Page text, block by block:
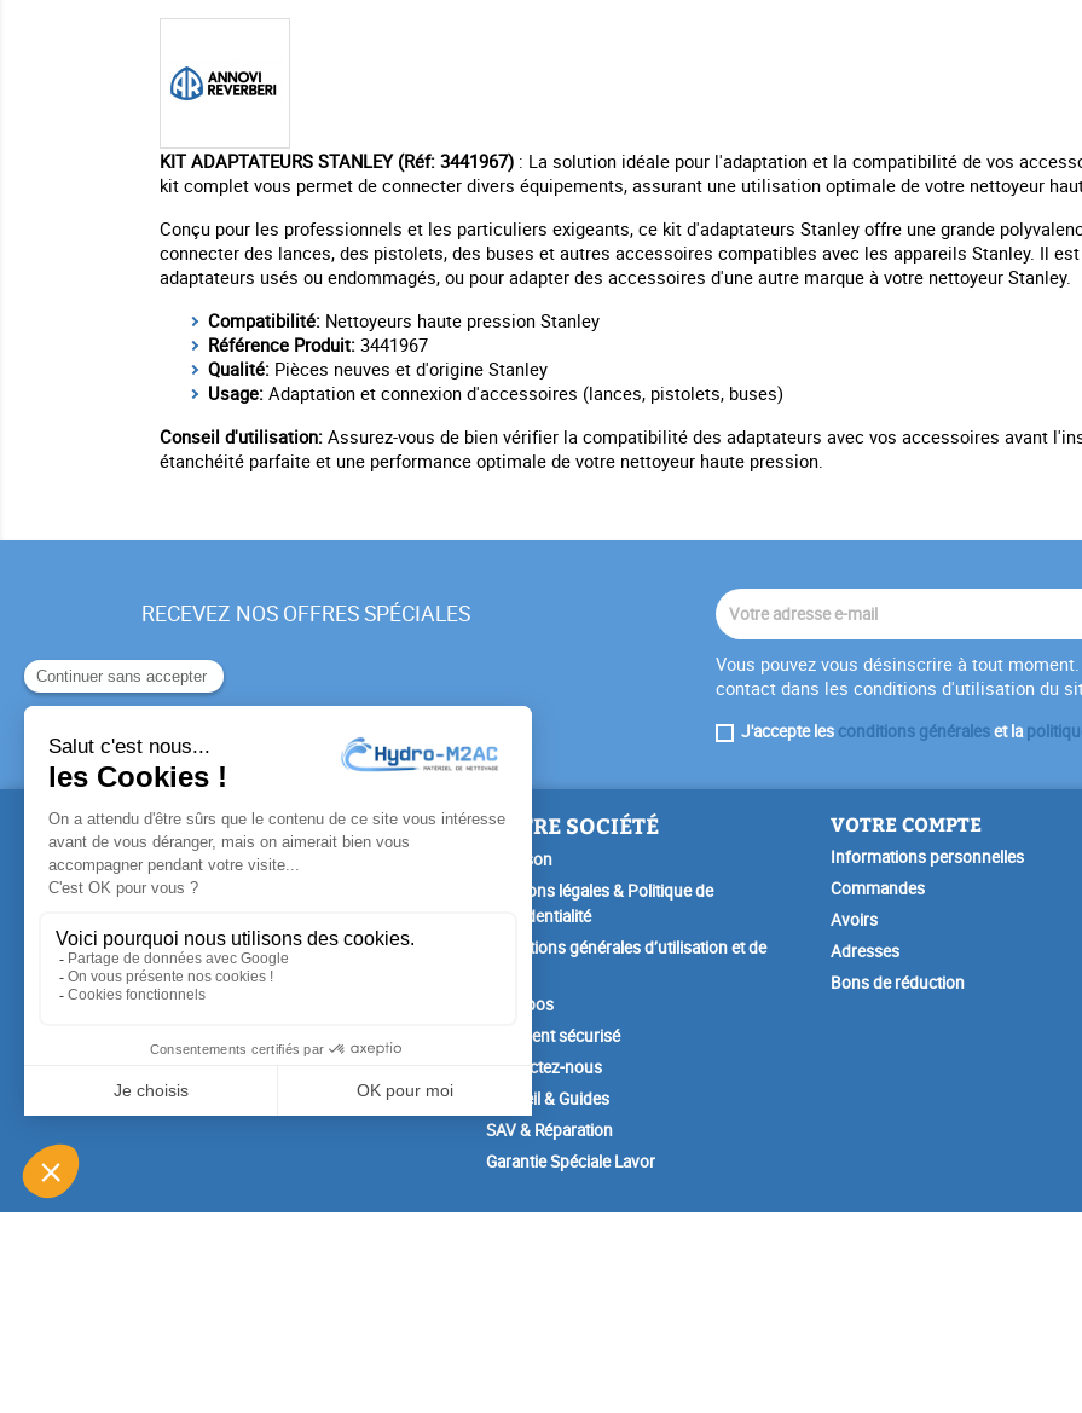
KIT ADAPTATEURS STANLEY (Réf: 3441967) : La solution idéale pour l'adaptation et la compatibilité de vos
kit complet vous permet de connecter divers équipements, assurant une utilisation optimale de votre nettoyeur
Conçu pour les professionnels et les particuliers exigeants, ce kit d'adaptateurs Stanley offre une grande
connecter des lances, des pistolets, des buses et autres accessoires compatibles avec les appareils Stanley. Il
adaptateurs usés ou endommagés, ou pour adapter des accessoires d'une autre marque à votre nettoyeur Stanley.
Compatibilité: Nettoyeurs haute pression Stanley
Référence Produit: 3441967
Qualité: Pièces neuves et d'origine Stanley
Usage: Adaptation et connexion d'accessoires (lances, pistolets, buses)
Conseil d'utilisation: Assurez-vous de bien vérifier la compatibilité des adaptateurs avec vos accessoires avant
étanchéité parfaite et une performance optimale de votre nettoyeur haute pression.
RECEVEZ NOS OFFRES SPÉCIALES
Vous pouvez vous désinscrire à tout
contact dans les conditions d'utilisation du
J'accepte les conditions généraleset la
PRODUITS
Promotions
Nouveaux produits
NOTRE SOCIÉTÉ
Livraison
Mentions légales & Politique de
Confidentialité
Conditions générales d’utilisation et de
A propos
Paiement sécurisé
Contactez-nous
Conseil & Guides
SAV & Réparation
Garantie Spéciale Lavor
VOTRE COMPTE
Informations personnelles
Commandes
Avoirs
Adresses
Bons de réduction